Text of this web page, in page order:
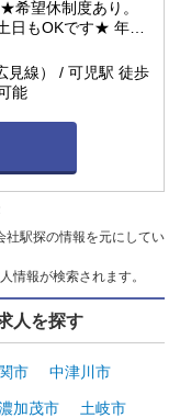
望休制度あり。
日もOKです★ 年次
ン制度（夏季長期
能！ 他詳細は求人
見線） / 可児駅 徒歩
能
駅探の情報を元にしてい
情報が検索されます。
人を探す
関市 中津川市
加茂市 土岐市